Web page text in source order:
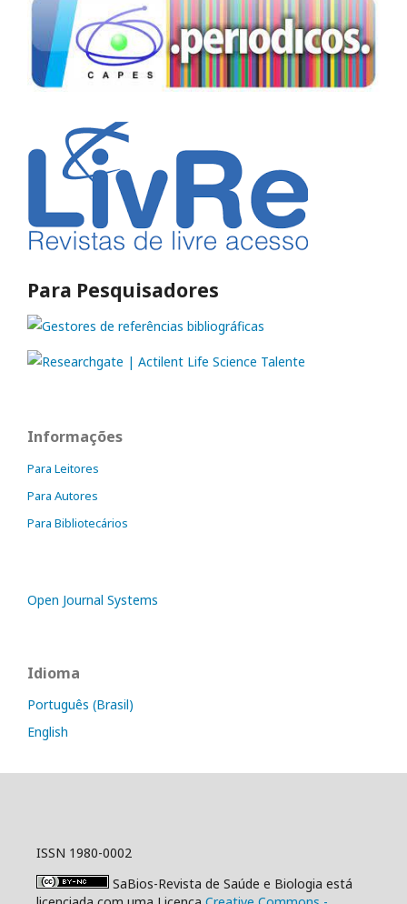
Para Pesquisadores
Informações
Para Leitores
Para Autores
Para Bibliotecários
Open Journal Systems
Idioma
Português (Brasil)
English
ISSN 1980-0002
SaBios-Revista de Saúde e Biologia está